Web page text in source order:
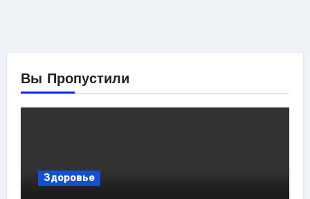
Вы Пропустили
Здоровье